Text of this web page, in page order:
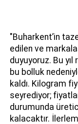
"Buharkent’in
edilen ve
duyuyoruz. Bu
bu bolluk
kaldı. Kilogram
seyrediyor;
durumunda
kalacaktır.